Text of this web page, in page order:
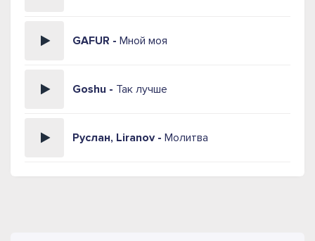
GAFUR - Мной моя
Goshu - Так лучше
Руслан, Liranov - Молитва